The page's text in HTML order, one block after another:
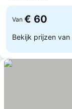
Van € 60
Bekijk prijzen van